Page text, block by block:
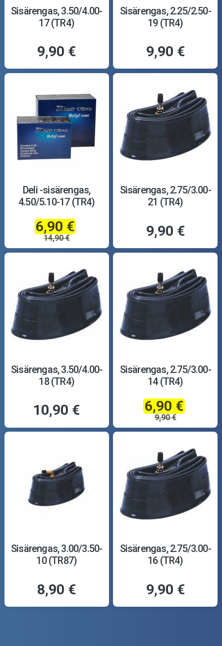
Sisärengas, 3.50/4.00-
17 (TR4)
9,90 €
Sisärengas, 2.25/2.50-
19 (TR4)
9,90 €
Deli -sisärengas,
4.50/5.10-17 (TR4)
6,90 €
14,90 €
Sisärengas, 2.75/3.00-
21 (TR4)
9,90 €
Sisärengas, 3.50/4.00-
18 (TR4)
10,90 €
Sisärengas, 2.75/3.00-
14 (TR4)
6,90 €
9,90 €
Sisärengas, 3.00/3.50-
10 (TR87)
8,90 €
Sisärengas, 2.75/3.00-
16 (TR4)
9,90 €